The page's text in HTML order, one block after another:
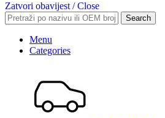
Zatvori obavijest / Close
Search
Menu
Categories